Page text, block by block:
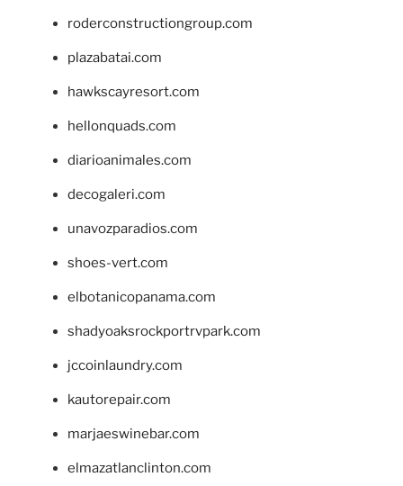
roderconstructiongroup.com
plazabatai.com
hawkscayresort.com
hellonquads.com
diarioanimales.com
decogaleri.com
unavozparadios.com
shoes-vert.com
elbotanicopanama.com
shadyoaksrockportrvpark.com
jccoinlaundry.com
kautorepair.com
marjaeswinebar.com
elmazatlanclinton.com